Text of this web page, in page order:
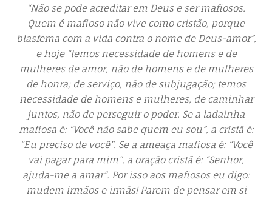
“Não se pode acreditar em Deus e ser mafiosos.
Quem é mafioso não vive como cristão, porque
blasfema com a vida contra o nome de Deus-amor”,
e hoje “temos necessidade de homens e de
mulheres de amor, não de homens e de mulheres
de honra; de serviço, não de subjugação; temos
necessidade de homens e mulheres, de caminhar
juntos, não de perseguir o poder. Se a ladainha
mafiosa é: “Você não sabe quem eu sou”, a cristã é:
“Eu preciso de você”. Se a ameaça mafiosa é: “Você
vai pagar para mim”, a oração cristã é: “Senhor,
ajuda-me a amar”. Por isso aos mafiosos eu digo:
mudem irmãos e irmãs! Parem de pensar em si